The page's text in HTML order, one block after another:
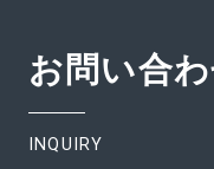
お問い合
INQUIRY